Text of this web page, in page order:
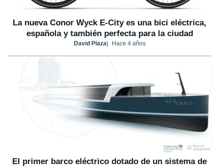
La nueva Conor Wyck E-City es una bici eléctrica,
española y también perfecta para la ciudad
David Plaza Hace 4 años
El primer barco eléctrico dotado de un sistema de